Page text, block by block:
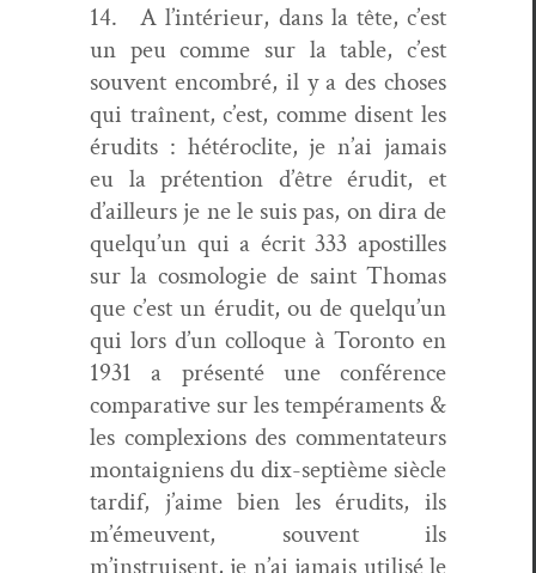
14. A l’intérieur, dans la tête, c’est
un peu comme sur la table, c’est
sou­vent encom­bré, il y a des choses
qui traî­nent, c’est, comme dis­ent les
éru­dits : hétéro­clite, je n’ai jamais
eu la pré­ten­tion d’être éru­dit, et
d’ailleurs je ne le suis pas, on dira de
quelqu’un qui a écrit 333 apos­tilles
sur la cos­molo­gie de saint Thomas
que c’est un éru­dit, ou de quelqu’un
qui lors d’un col­loque à Toron­to en
1931 a présen­té une con­férence
com­par­a­tive sur les tem­péra­ments &
les com­plex­ions des com­men­ta­teurs
mon­taig­niens du dix-sep­tième siè­cle
tardif, j’aime bien les éru­dits, ils
m’émeuvent, sou­vent ils